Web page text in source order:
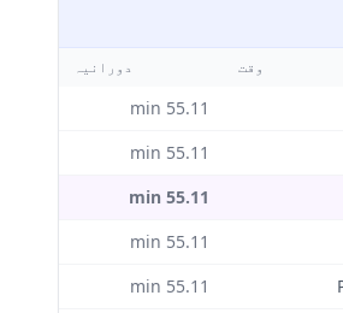
وقت دورانیہ
55.11
55.11
55.11
55.11
55.11